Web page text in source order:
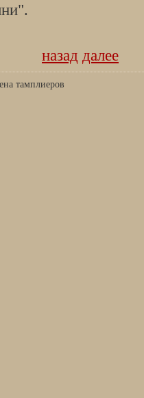
назад далее
тамплиеров